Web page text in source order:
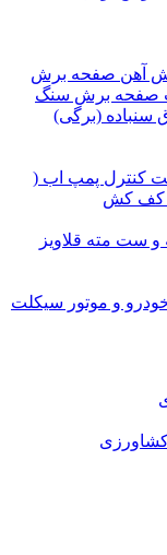
صفحه برش‌
برش‌ سنگ
(برگی)
پمپ اب (
متهقلاویز
و موتور سیکلت